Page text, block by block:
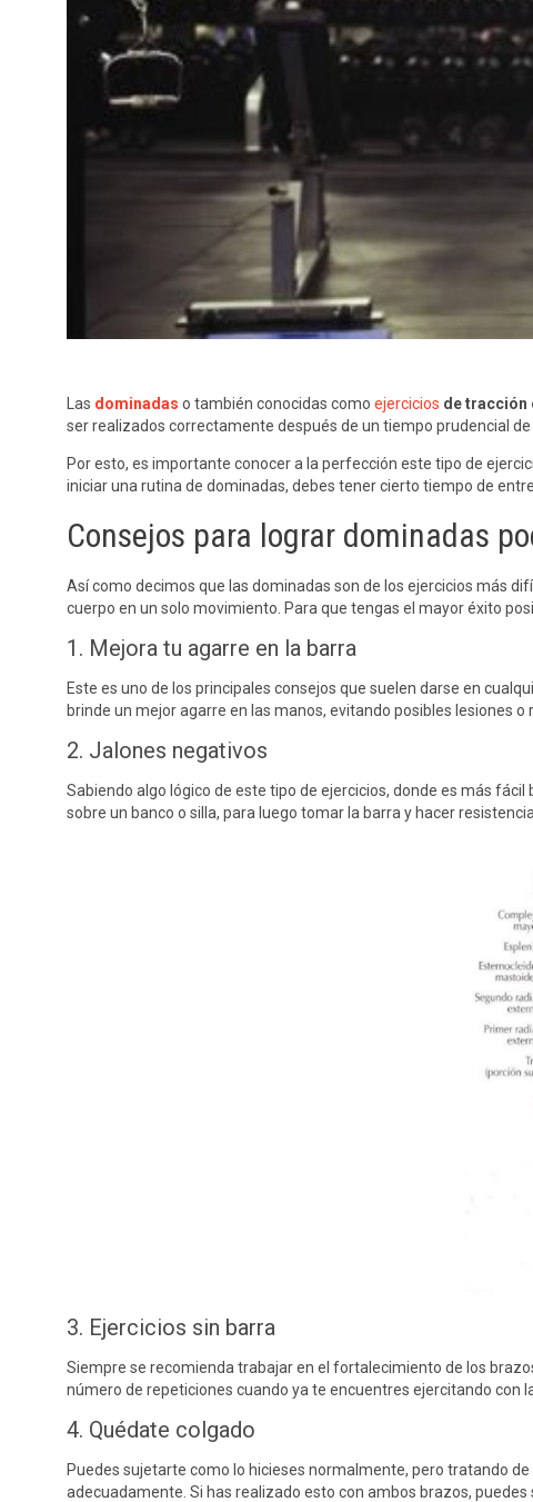
Las dominadas o también conocidas como ejercicios de tracción
ser realizados correctamente después de un tiempo prudencial
Por esto, es importante conocer a la perfección este tipo de
iniciar una rutina de dominadas, debes tener cierto tiempo de
Consejos para lograr dominadas
Así como decimos que las dominadas son de los ejercicios más
cuerpo en un solo movimiento. Para que tengas el mayor éxito
1. Mejora tu agarre en la barra
Este es uno de los principales consejos que suelen darse en
brinde un mejor agarre en las manos, evitando posibles lesiones
2. Jalones negativos
Sabiendo algo lógico de este tipo de ejercicios, donde es más
sobre un banco o silla, para luego tomar la barra y hacer
3. Ejercicios sin barra
Siempre se recomienda trabajar en el fortalecimiento de los
número de repeticiones cuando ya te encuentres ejercitando con
4. Quédate colgado
Puedes sujetarte como lo hicieses normalmente, pero tratando
adecuadamente. Si has realizado esto con ambos brazos,